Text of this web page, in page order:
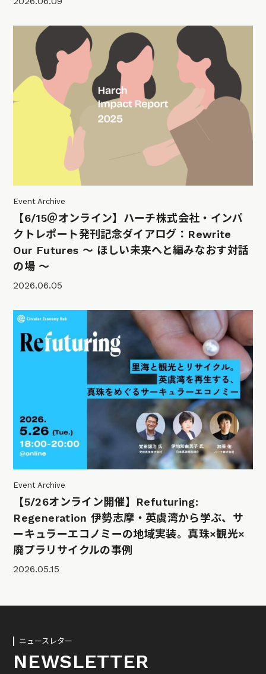
Event Archive
【6/15＠オンライン】ハーチ株式会社・インパ
クトレポート発刊記念ダイアログ：Rewrite
Our Futures 〜 ほしい未来へと編みなおす対話
の場 〜
2026.06.05
Event Archive
【5/26オンライン開催】Refuturing:
Regeneration 伊勢志摩・英虞湾から学ぶ、サ
ーキュラーエコノミーの地域実装。真珠×観光×
廃プラリサイクルの事例
2026.05.15
ニュースレター
NEWSLETTER